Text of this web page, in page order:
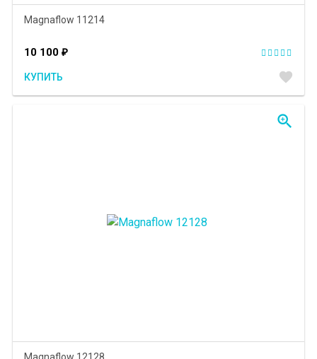
Magnaflow 11214
10 100 ₽
КУПИТЬ favorite
Magnaflow 12128
zoom_in